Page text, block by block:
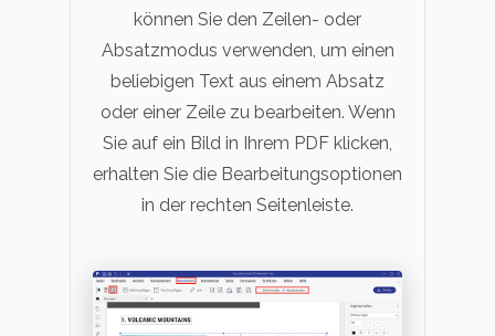
können Sie den Zeilen- oder
Absatzmodus verwenden, um einen
beliebigen Text aus einem Absatz
oder einer Zeile zu bearbeiten. Wenn
Sie auf ein Bild in Ihrem PDF klicken,
erhalten Sie die Bearbeitungsoptionen
in der rechten Seitenleiste.